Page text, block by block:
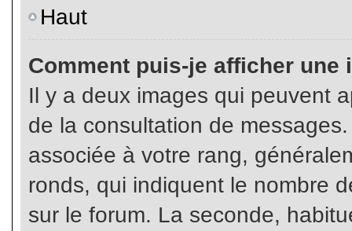
Haut
Comment puis-je afficher une
Il y a deux images qui peuvent
de la consultation de
associée à votre rang,
ronds, qui indiquent le nombre
sur le forum. La seconde,